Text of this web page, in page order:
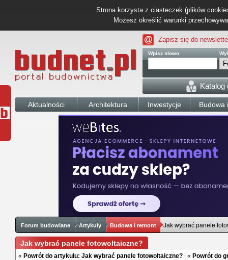
Strona korzysta z ciasteczek (plików
Możesz określić warunki
Zapisz się do
Wpisz słowo
Katalog
Aktualności Architektura Inwestycje Budowa
Forum budowlane Artykuły Budowa i remont Jak wybrać panele
Jak wybrać panele fotowoltaiczne?
« Powrót do artykułu: Jak wybrać panele fotowoltaiczne? | « Powrót do